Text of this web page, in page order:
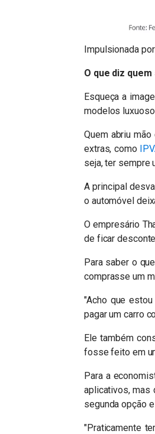
Impulsionada
O que diz
Esqueça a
modelos
Quem abriu
extras, como
seja, ter sempre
A principal
o automóvel
O empresário
de ficar
Para saber o
comprasse um
"Acho que
pagar um carro
Ele também
fosse feito em
Para a
aplicativos, mas
segunda opção
"Praticamente